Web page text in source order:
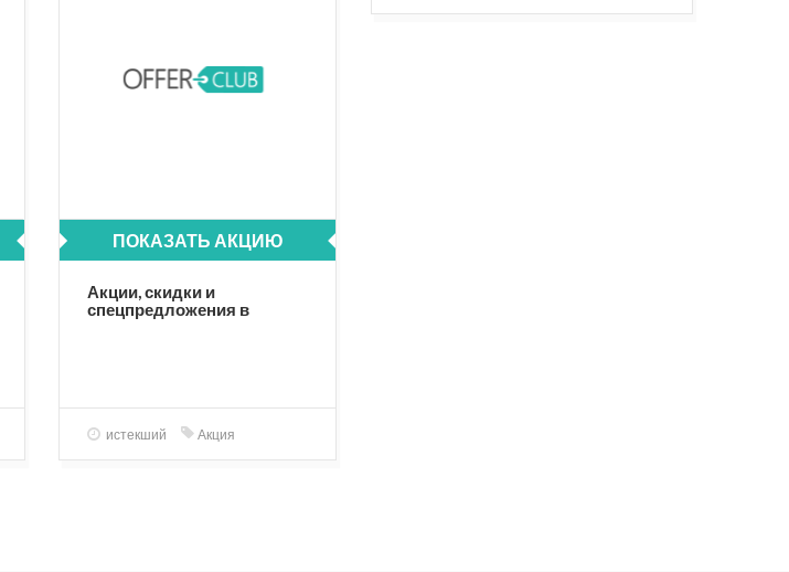
ПОКАЗАТЬ АКЦИЮ
Акции, скидки и
спецпредложения в
истекший Акция